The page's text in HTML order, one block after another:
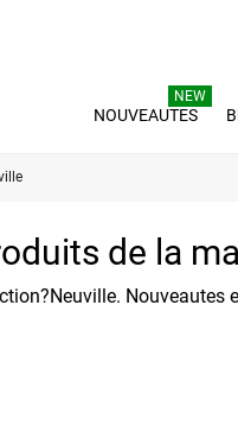
NOUVEAUTES
NEW
de la